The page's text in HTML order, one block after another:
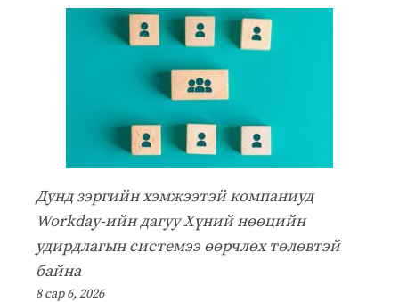
Дунд зэргийн хэмжээтэй компаниуд
Workday-ийн дагуу Хүний нөөцийн
удирдлагын системээ өөрчлөх төлөвтэй
байна
8 сар 6, 2026